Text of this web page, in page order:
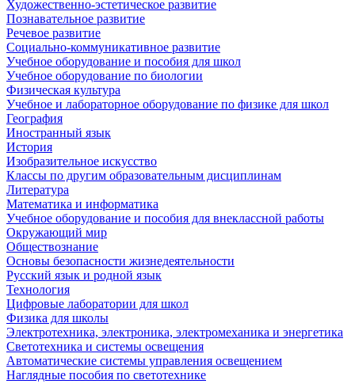
Художественно-эстетическое развитие
Познавательное развитие
Речевое развитие
Социально-коммуникативное развитие
Учебное оборудование и пособия для школ
Учебное оборудование по биологии
Физическая культура
Учебное и лабораторное оборудование по физике для школ
География
Иностранный язык
История
Изобразительное искусство
Классы по другим образовательным дисциплинам
Литература
Математика и информатика
Учебное оборудование и пособия для внеклассной работы
Окружающий мир
Обществознание
Основы безопасности жизнедеятельности
Русский язык и родной язык
Технология
Цифровые лаборатории для школ
Физика для школы
Электротехника, электроника, электромеханика и энергетика
Светотехника и системы освещения
Автоматические системы управления освещением
Наглядные пособия по светотехнике